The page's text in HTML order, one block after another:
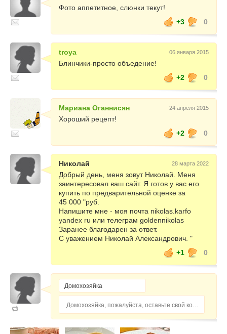
Фото аппетитное, слюнки текут!
+3
0
troya 06 января 2015
Блинчики-просто объедение!
+2
0
Мариана Оганнисян 24 апреля 2015
Хороший рецепт!
+2
0
Николай 28 марта 2022
Добрый день, меня зовут Николай. Меня
заинтересовал ваш сайт. Я готов у вас его
купить по предварительной оценке за
45 000 "руб.
Напишите мне - моя почта nikolas.karfo
yandex ru или телеграм goldennikolas
Заранее благодарен за ответ.
С уважением Николай Александрович. "
+1
0
Домохозяйка, пожалуйста, оставьте свой комментарий...